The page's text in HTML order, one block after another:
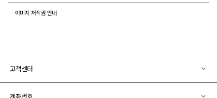
이미지 저작권 안내
고객센터
계좌번호